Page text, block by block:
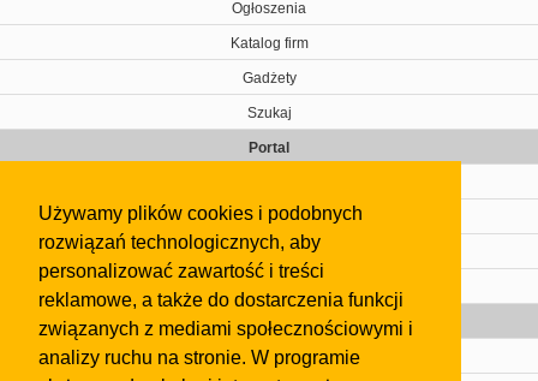
Używamy plików cookies i podobnych
rozwiązań technologicznych, aby
personalizować zawartość i treści
reklamowe, a także do dostarczenia funkcji
związanych z mediami społecznościowymi i
analizy ruchu na stronie. W programie
Ogłoszenia
Katalog firm
Gadżety
Szukaj
Portal
Kontakt
Regulamin
Gazeta
Olkusz